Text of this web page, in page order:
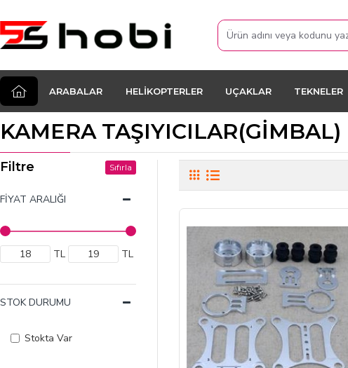
ARABALAR HELIKOPTERLER UÇAKLAR TEKNELER
KAMERA TAŞIYICILAR(GİMBAL)
Filtre Sıfırla
FIYAT ARALIĞI
TL TL
STOK DURUMU
Stokta Var